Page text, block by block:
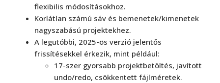
flexibilis módosításokhoz.
Korlátlan számú sáv és bemenetek/kimenetek
nagyszabású projektekhez.
A legutóbbi, 2025-ös verzió jelentős
frissítésekkel érkezik, mint például:
17-szer gyorsabb projektbetöltés, javított
undo/redo, csökkentett fájlméretek.